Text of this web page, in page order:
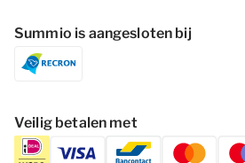
Summio is aangesloten bij
Veilig betalen met